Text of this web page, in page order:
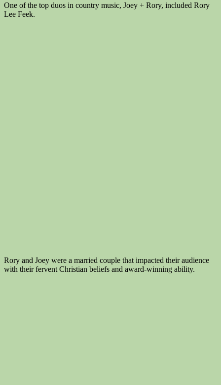
One of the top duos in country music, Joey + Rory, included Rory
Lee Feek.
Rory and Joey were a married couple that impacted their audience
with their fervent Christian beliefs and award-winning ability.